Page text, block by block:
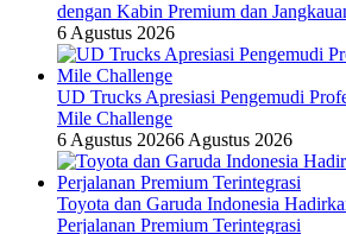
dengan Kabin Premium dan
6 Agustus 2026
UD Trucks Apresiasi Pengemudi
Mile Challenge
6 Agustus 20266 Agustus 2026
Toyota dan Garuda Indonesia
Perjalanan Premium Terintegrasi